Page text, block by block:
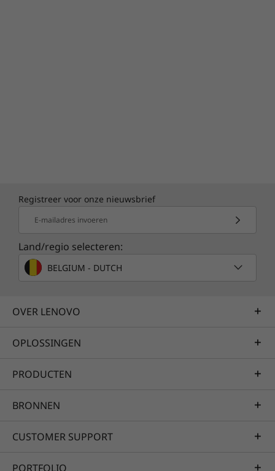
Registreer voor onze nieuwsbrief
E-mailadres invoeren
Land/regio selecteren:
BELGIUM - DUTCH
OVER LENOVO
OPLOSSINGEN
PRODUCTEN
BRONNEN
CUSTOMER SUPPORT
PORTFOLIO